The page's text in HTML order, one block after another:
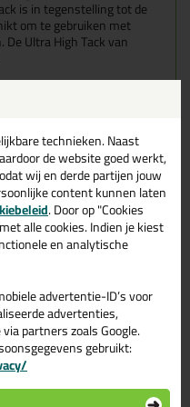
is in tegenstelling tot de
om te gebruiken met
Ultra High Tack van
Ultra
zoals natuursteen,
te fixeren
weerstand
Ultra
technieken. Naast
de website goed werkt,
wij en derde partijen jouw
content kunnen laten
. Door op "Cookies
alle cookies. Indien je kiest
en analytische
advertentie-ID’s voor
advertenties,
partners zoals Google.
gebruikt: